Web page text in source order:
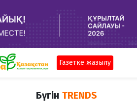
Газетке жазылу
Бүгін TRENDS